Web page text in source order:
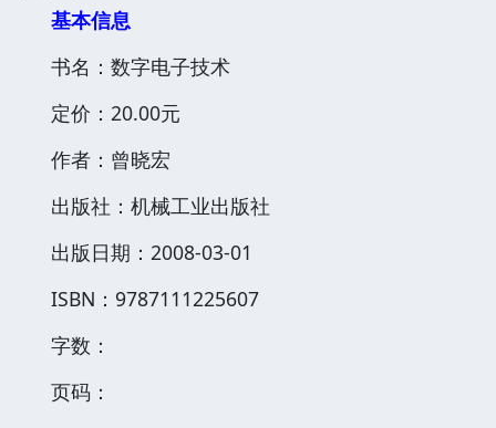
基本信息
书名：数字电子技术
定价：20.00元
作者：曾晓宏
出版社：机械工业出版社
出版日期：2008-03-01
ISBN：9787111225607
字数：
页码：